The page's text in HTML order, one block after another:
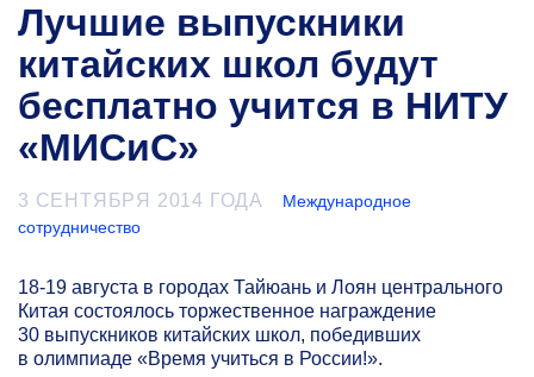
Лучшие выпускники
китайских школ будут
бесплатно учится в НИТУ
«МИСиС»
3 СЕНТЯБРЯ 2014 ГОДА
Международное
сотрудничество
18-19 августа в городах Тайюань и Лоян центрального
Китая состоялось торжественное награждение
30 выпускников китайских школ, победивших
в олимпиаде «Время учиться в России!».